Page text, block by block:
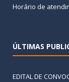
Horário de
ÚLTIMAS
EDITAL DE